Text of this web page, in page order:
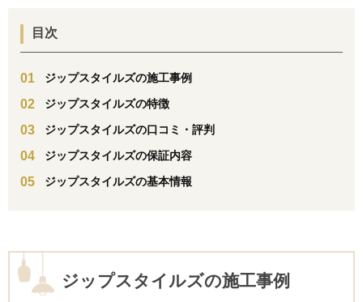
目次
ジップスタイルズの施工事例
ジップスタイルズの特徴
ジップスタイルズの口コミ・評判
ジップスタイルズの保証内容
ジップスタイルズの基本情報
ジップスタイルズの施工事例